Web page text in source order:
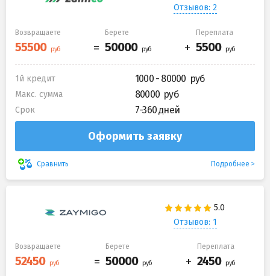
Отзывов: 2
Возвращаете Берете Переплата
1й кредит 1000 - 80000
Макс. сумма 80000
Срок 7-360 дней
Оформить заявку
Сравнить Подробнее
Отзывов: 1
Возвращаете Берете Переплата